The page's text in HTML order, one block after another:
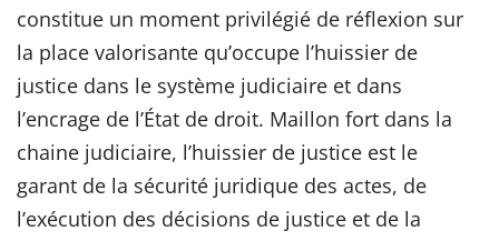
constitue un moment privilégié de réflexion sur
la place valorisante qu’occupe l’huissier de
justice dans le système judiciaire et dans
l’encrage de l’État de droit. Maillon fort dans la
chaine judiciaire, l’huissier de justice est le
garant de la sécurité juridique des actes, de
l’exécution des décisions de justice et de la